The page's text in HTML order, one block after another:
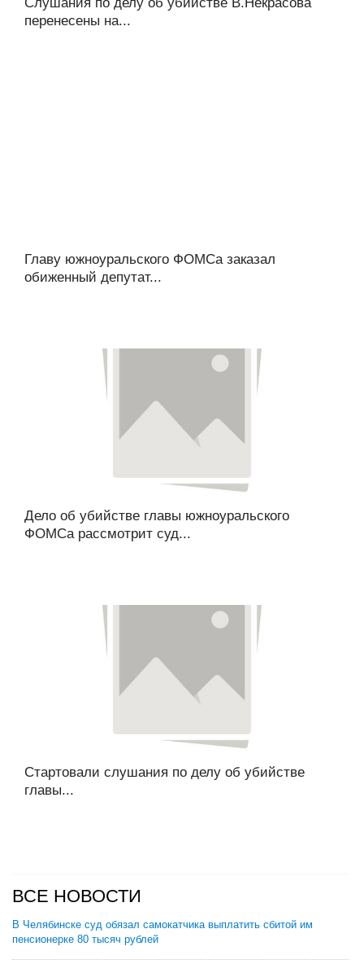
перенесены на...
Главу южноуральского ФОМСа заказал
обиженный депутат...
Дело об убийстве главы южноуральского
ФОМСа рассмотрит суд...
Стартовали слушания по делу об убийстве
главы...
ВСЕ НОВОСТИ
В Челябинске суд обязал самокатчика выплатить сбитой им
пенсионерке 80 тысяч рублей